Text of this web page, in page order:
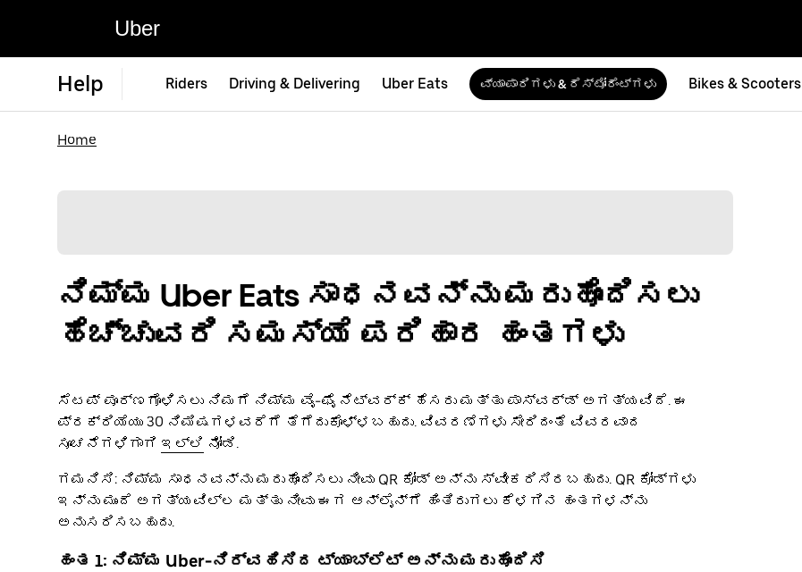
Uber
Help Riders Driving & Delivering Uber Eats ವ್ಯಾಪಾರಿಗಳು & ರೆಸ್ಟೋರೆಂಟ್‌ಗಳು Bikes & Scooters
Home
ನಿಮ್ಮ Uber Eats ಸಾಧನವನ್ನು ಮರುಹೊಂದಿಸಲು
ಹೆಚ್ಚುವರಿ ಸಮಸ್ಯೆ ಪರಿಹಾರ ಹಂತಗಳು
ಸೆಟಪ್ ಪೂರ್ಣಗೊಳಿಸಲು ನಿಮಗೆ ನಿಮ್ಮ ವೈ-ಫೈ ನೆಟ್ವರ್ಕ್ ಹೆಸರು ಮತ್ತು ಪಾಸ್ವರ್ಡ್ ಅಗತ್ಯವಿದೆ. ಈ
ಪ್ರಕ್ರಿಯೆಯು 30 ನಿಮಿಷಗಳವರೆಗೆ ತೆಗೆದುಕೊಳ್ಳಬಹುದು. ವಿವರಣೆಗಳು ಸೇರಿದಂತೆ ವಿವರವಾದ
ಸೂಚನೆಗಳಿಗಾಗಿ ಇಲ್ಲಿ ನೋಡಿ.
ಗಮನಿಸಿ: ನಿಮ್ಮ ಸಾಧನವನ್ನು ಮರುಹೊಂದಿಸಲು ನೀವು QR ಕೋಡ್ ಅನ್ನು ಸ್ವೀಕರಿಸಿರಬಹುದು. QR ಕೋಡ್ಗಳು
ಇನ್ನು ಮುಂದೆ ಅಗತ್ಯವಿಲ್ಲ ಮತ್ತು ನೀವು ಈಗ ಆನ್ಲೈನ್ಗೆ ಹಿಂತಿರುಗಲು ಕೆಳಗಿನ ಹಂತಗಳನ್ನು
ಅನುಸರಿಸಬಹುದು.
ಹಂತ 1: ನಿಮ್ಮ Uber-ನಿರ್ವಹಿಸಿದ ಟ್ಯಾಬ್ಲೆಟ್ ಅನ್ನು ಮರುಹೊಂದಿಸಿ